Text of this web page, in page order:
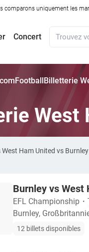
comparons uniquement les
Concert
FootballBilletterie
West
West Ham United vs
Burnley vs West
EFL Championship ・
Burnley,
12 billets disponibles